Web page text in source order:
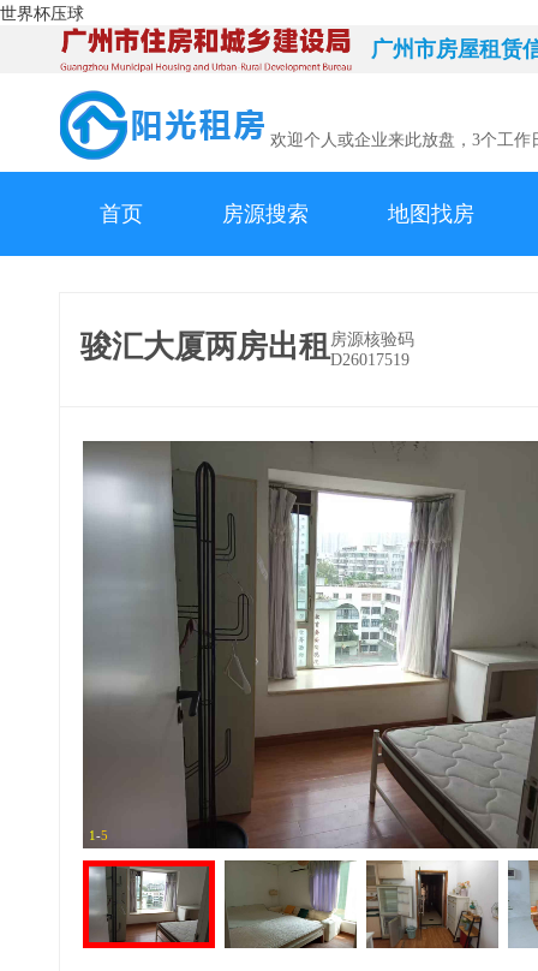
世界杯压球
广州市房屋租赁
欢迎个人或企业来此放盘，3个工作
首页 房源搜索 地图找房
骏汇大厦两房出租房源核验码
D26017519
1-5